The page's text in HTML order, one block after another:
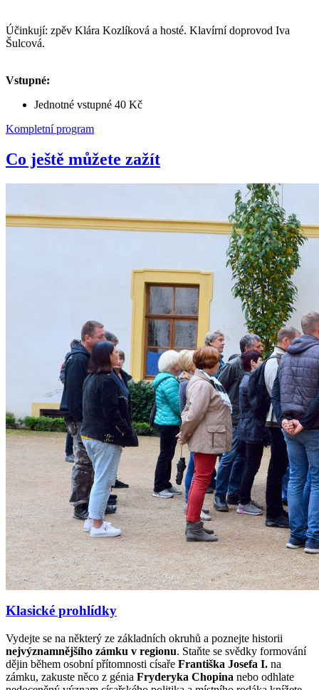
Účinkují: zpěv Klára Kozlíková a hosté. Klavírní doprovod Iva
Šulcová.
Vstupné:
Jednotné vstupné 40 Kč
Kompletní program
Co ještě můžete zažít
Klasické prohlídky
Vydejte se na některý ze základních okruhů a poznejte historii
nejvýznamnějšího zámku v regionu. Staňte se svědky formování
dějin během osobní přítomnosti císaře Františka Josefa I. na
zámku, zakuste něco z génia Fryderyka Chopina nebo odhlate